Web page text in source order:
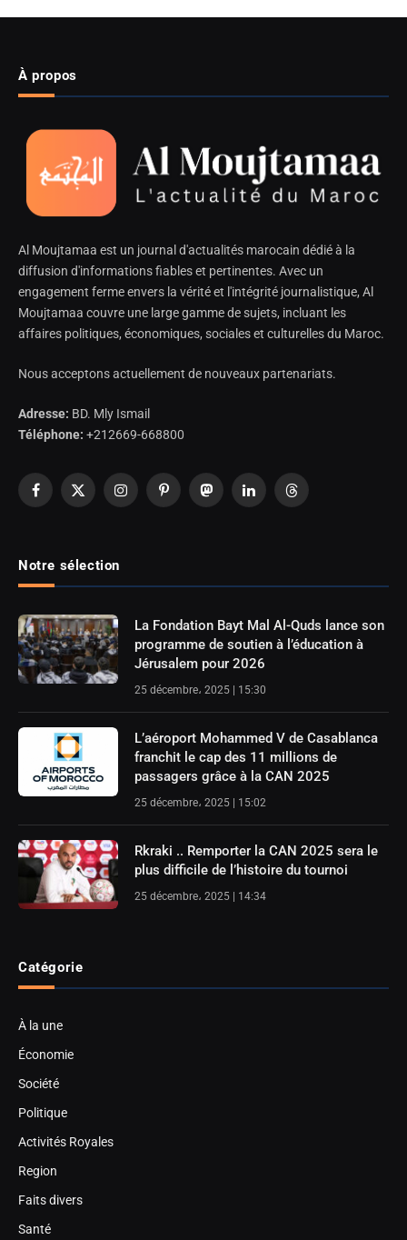
À propos
Al Moujtamaa est un journal d'actualités marocain dédié à la
diffusion d'informations fiables et pertinentes. Avec un
engagement ferme envers la vérité et l'intégrité journalistique, Al
Moujtamaa couvre une large gamme de sujets, incluant les
affaires politiques, économiques, sociales et culturelles du Maroc.
Nous acceptons actuellement de nouveaux partenariats.
Adresse: BD. Mly Ismail
Téléphone: +212669-668800
Facebook
X
InstagramPinterestMastodonLinkedInThreads
Notre sélection
La Fondation Bayt Mal Al-Quds lance son
programme de soutien à l’éducation à
Jérusalem pour 2026
25 décembre، 2025 | 15:30
L’aéroport Mohammed V de Casablanca
franchit le cap des 11 millions de
passagers grâce à la CAN 2025
25 décembre، 2025 | 15:02
Rkraki .. Remporter la CAN 2025 sera le
plus difficile de l’histoire du tournoi
25 décembre، 2025 | 14:34
Catégorie
À la une
Économie
Société
Politique
Activités Royales
Region
Faits divers
Santé